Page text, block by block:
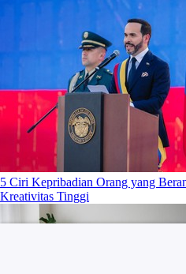
5 Ciri Kepribadian Orang yang
Kreativitas Tinggi